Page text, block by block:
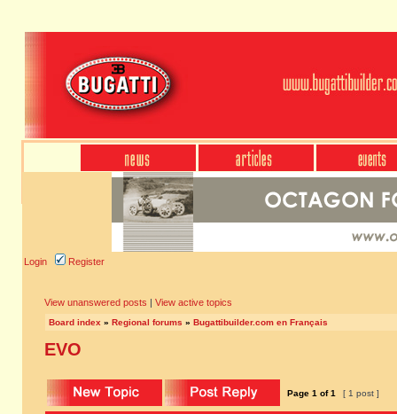
Login Register
View unanswered posts | View active topics
Board index » Regional forums » Bugattibuilder.com en Français
EVO
Page 1 of1 [ 1 post ]